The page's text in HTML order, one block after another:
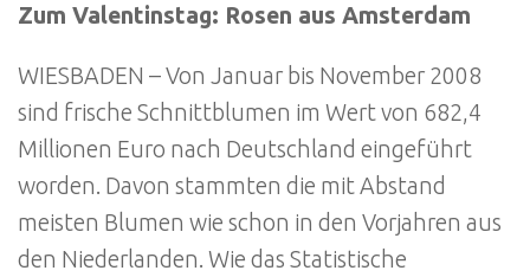
Zum Valentinstag: Rosen aus Amsterdam
WIESBADEN – Von Januar bis November 2008
sind frische Schnittblumen im Wert von 682,4
Millionen Euro nach Deutschland eingeführt
worden. Davon stammten die mit Abstand
meisten Blumen wie schon in den Vorjahren aus
den Niederlanden. Wie das Statistische